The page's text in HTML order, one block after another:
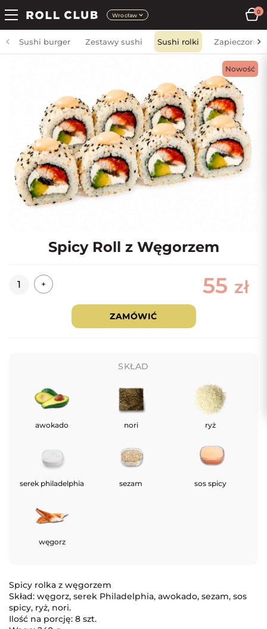
Wrocław
0
Sushi burger Zestawy sushi Sushi rolki Zapieczone
Nowość
Spicy Roll z Węgorzem
Ilość + 55 zł
ZAMÓWIĆ
SKŁAD
awokado nori ryż
serek philadelphia sezam sos spicy
węgorz
Spicy rolka z węgorzem
Skład: węgorz, serek Philadelphia, awokado, sezam, sos
spicy, ryż, nori.
Ilość na porcję: 8 szt.